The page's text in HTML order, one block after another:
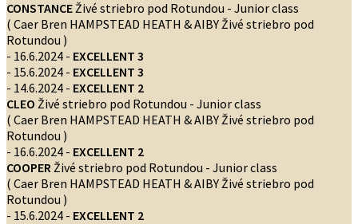
CONSTANCE Živé striebro pod Rotundou - Junior class
( Caer Bren HAMPSTEAD HEATH & AIBY Živé striebro pod
Rotundou )
- 16.6.2024 - EXCELLENT 3
- 15.6.2024 - EXCELLENT 3
- 14.6.2024 - EXCELLENT 2
CLEO Živé striebro pod Rotundou - Junior class
( Caer Bren HAMPSTEAD HEATH & AIBY Živé striebro pod
Rotundou )
- 16.6.2024 - EXCELLENT 2
COOPER Živé striebro pod Rotundou - Junior class
( Caer Bren HAMPSTEAD HEATH & AIBY Živé striebro pod
Rotundou )
- 15.6.2024 - EXCELLENT 2